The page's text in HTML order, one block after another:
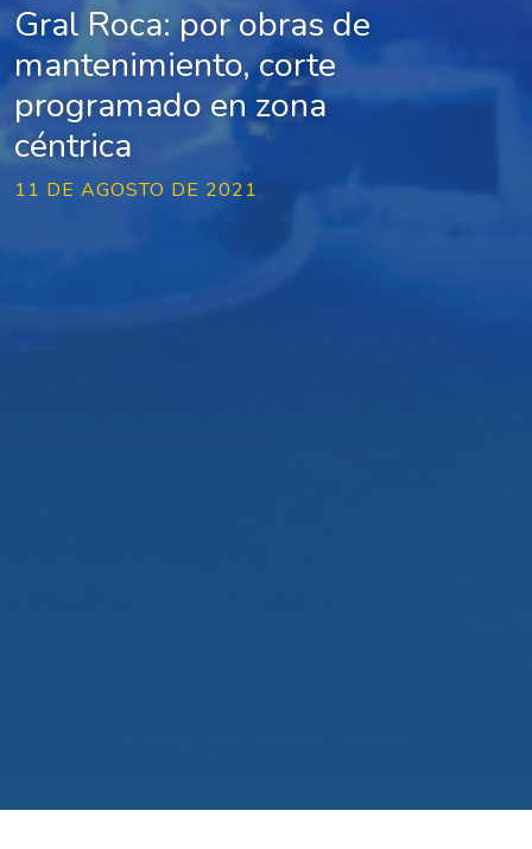
Gral Roca: por obras de
mantenimiento, corte
programado en zona
céntrica
11 DE AGOSTO DE 2021